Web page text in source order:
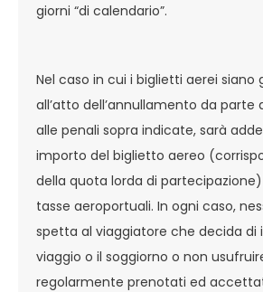
giorni “di calendario”.
Nel caso in cui i biglietti aerei siano
all’atto dell’annullamento da parte
alle penali sopra indicate, sarà
importo del biglietto aereo
della quota lorda di
tasse aeroportuali. In ogni caso,
spetta al viaggiatore che decida di
viaggio o il soggiorno o non
regolarmente prenotati ed